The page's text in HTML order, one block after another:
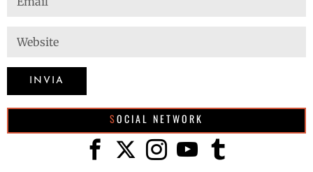
SOCIAL NETWORK